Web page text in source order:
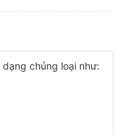
chủng loại như: